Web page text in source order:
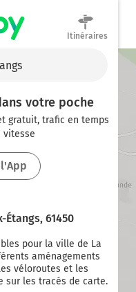
Itinéraires
votre poche
gratuit, trafic en temps
vitesse
Étangs, 61450
pour la ville de La
aménagements
véloroutes et les
sur les tracés de carte.